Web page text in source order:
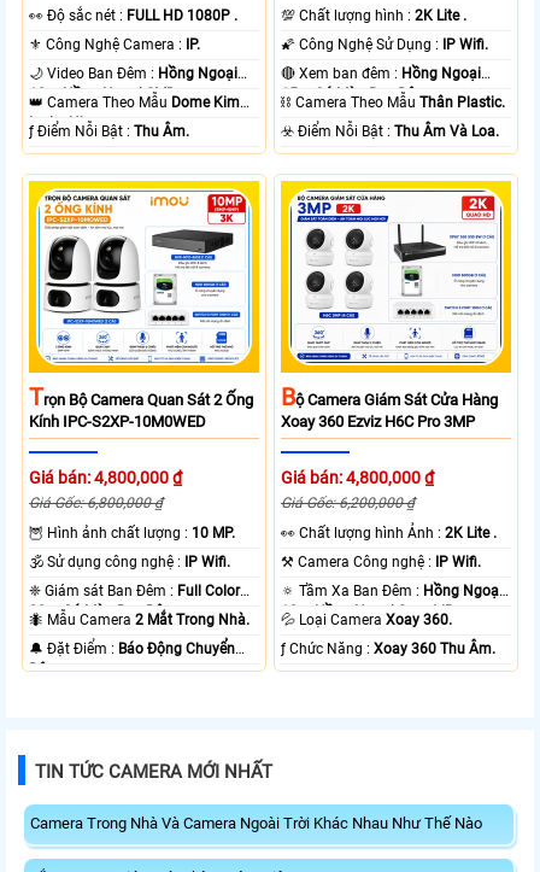
️👀 Độ sắc nét : FULL HD 1080P .
⚜️ Công Nghệ Camera :
IP.
🌙 Video Ban Đêm : Hồng Ngoại
10m Hồng Ngoại SMD.
👑 Camera Theo Mẫu Dome Kim
loại + Nhựa.
️ƒ Điểm Nỗi Bật :Thu Âm.
💯 Chất lượng hình :2K Lite .
🌠 Công Nghệ Sử Dụng :
IP Wifi.
🔴 Xem ban đêm : Hồng Ngoại
15m Có Màu Ban Ðêm.
⛓ Camera Theo MẫuThân Plastic.
️☣️ Điểm Nỗi Bật :Thu Âm Và Loa.
TRọn Bộ Camera Quan Sát 2 Ống
Kính IPC-S2XP-10M0WED
Giá bán: 4,800,000 ₫
Giá Gốc: 6,800,000 ₫
🦉 Hình ảnh chất lượng : 10 MP.
🕉️ Sử dụng công nghệ : IP Wifi.
❈ Giám sát Ban Đêm : Full Color
20m Có Màu Ban Ðêm.
🐜 Mẫu Camera2 Mắt Trong Nhà.
️🔔 Đặt Điểm : Báo Động Chuyển
Động.
BỘ Camera Giám Sát Cửa Hàng
Xoay 360 Ezviz H6C Pro 3MP
Giá bán: 4,800,000 ₫
Giá Gốc: 6,200,000 ₫
️👀 Chất lượng hình Ảnh :2K Lite .
⚒ Camera Công nghệ : IP Wifi.
🔅 Tầm Xa Ban Đêm : Hồng Ngoại
10m Hồng Ngoại Smart IR.
💦 Loại CameraXoay 360.
️ƒ Chức Năng :Xoay 360 Thu Âm.
TIN TỨC CAMERA MỚI NHẤT
Camera Trong Nhà Và Camera Ngoài Trời Khác Nhau Như Thế Nào